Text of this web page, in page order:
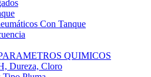
Con Tanque
QUIMICOS
Dureza, Cloro